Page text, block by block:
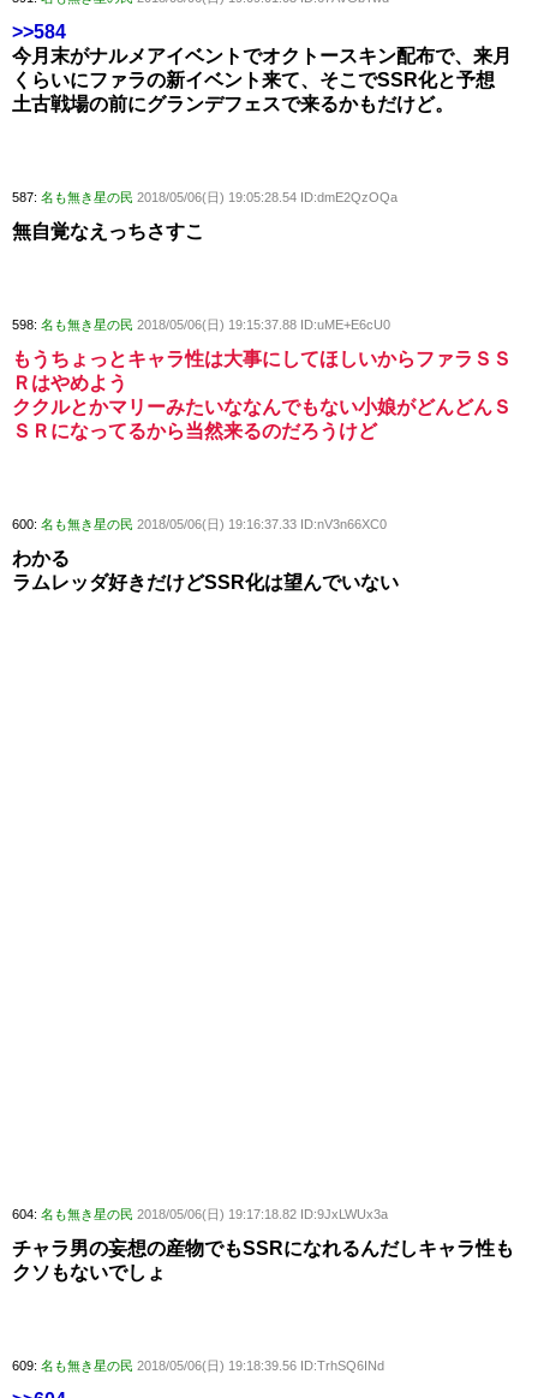
>>584
今月末がナルメアイベントでオクトースキン配布で、来月
くらいにファラの新イベント来て、そこでSSR化と予想
土古戦場の前にグランデフェスで来るかもだけど。
587: 名も無き星の民 2018/05/06(日) 19:05:28.54 ID:dmE2QzOQa
無自覚なえっちさすこ
598: 名も無き星の民 2018/05/06(日) 19:15:37.88 ID:uME+E6cU0
もうちょっとキャラ性は大事にしてほしいからファラＳＳ
Ｒはやめよう
ククルとかマリーみたいななんでもない小娘がどんどんＳ
ＳＲになってるから当然来るのだろうけど
600: 名も無き星の民 2018/05/06(日) 19:16:37.33 ID:nV3n66XC0
わかる
ラムレッダ好きだけどSSR化は望んでいない
604: 名も無き星の民 2018/05/06(日) 19:17:18.82 ID:9JxLWUx3a
チャラ男の妄想の産物でもSSRになれるんだしキャラ性も
クソもないでしょ
609: 名も無き星の民 2018/05/06(日) 19:18:39.56 ID:TrhSQ6INd